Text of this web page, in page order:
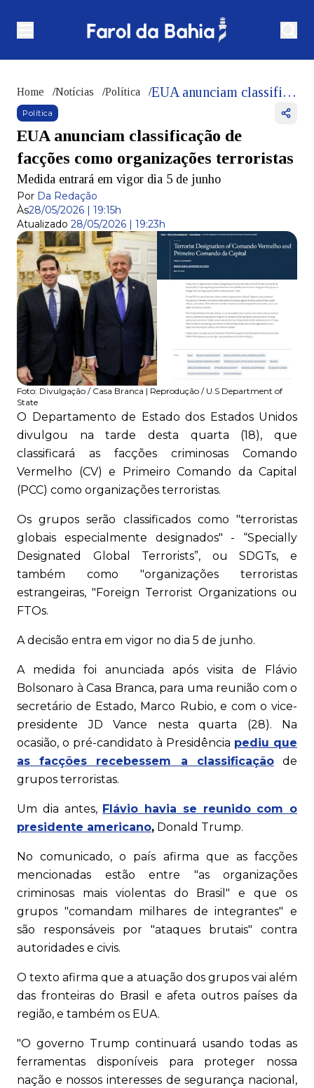
Home /Notícias /Política / EUA anunciam classificação de facções como organizações terroristas
Política
EUA anunciam classificação de
facções como organizações terroristas
Medida entrará em vigor dia 5 de junho
Por Da Redação
Às28/05/2026 | 19:15h
Atualizado 28/05/2026 | 19:23h
Foto: Divulgação / Casa Branca | Reprodução / U.S Department of
State
O Departamento de Estado dos Estados Unidos
divulgou na tarde desta quarta (18), que
classificará as facções criminosas Comando
Vermelho (CV) e Primeiro Comando da Capital
(PCC) como organizações terroristas.
Os grupos serão classificados como "terroristas
globais especialmente designados" - “Specially
Designated Global Terrorists”, ou SDGTs, e
também como "organizações terroristas
estrangeiras, "Foreign Terrorist Organizations ou
FTOs.
A decisão entra em vigor no dia 5 de junho.
A medida foi anunciada após visita de Flávio
Bolsonaro à Casa Branca, para uma reunião com o
secretário de Estado, Marco Rubio, e com o vice-
presidente JD Vance nesta quarta (28). Na
ocasião, o pré-candidato à Presidência pediu que
as facções recebessem a classificaçãode
grupos terroristas.
Um dia antes, Flávio havia se reunido com o
presidente americano, Donald Trump.
No comunicado, o país afirma que as facções
mencionadas estão entre "as organizações
criminosas mais violentas do Brasil" e que os
grupos "comandam milhares de integrantes" e
são responsáveis por "ataques brutais" contra
autoridades e civis.
O texto afirma que a atuação dos grupos vai além
das fronteiras do Brasil e afeta outros países da
região, e também os EUA.
"O governo Trump continuará usando todas as
ferramentas disponíveis para proteger nossa
nação e nossos interesses de segurança nacional,